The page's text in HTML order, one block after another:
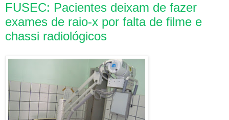
FUSEC: Pacientes deixam de fazer
exames de raio-x por falta de filme e
chassi radiológicos